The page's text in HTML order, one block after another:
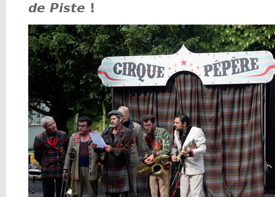
de Piste !